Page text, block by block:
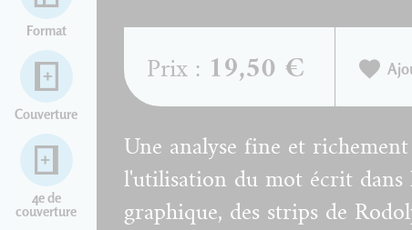
Format
Couverture
4e de
couverture
Prix : 19,50 €
Une analyse fine et
l'utilisation du mot écrit dans
graphique, des strips de